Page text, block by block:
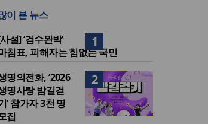
나라의 회복 원리
어쿠스틱 피아노 찬송가 시리
즈의 새 앨범 발매
이 본 뉴스
1
설] ‘검수완박’
침표, 피해자는 힘없는 국민
2
명의전화, ‘2026
명사랑 밤길걷
’ 참가자 3천 명
집